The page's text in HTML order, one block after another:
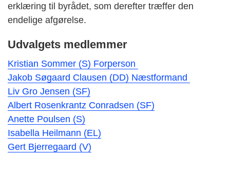
erklæring til byrådet, som derefter træffer den
endelige afgørelse.
Udvalgets medlemmer
Kristian Sommer (S) Forperson
Jakob Søgaard Clausen (DD) Næstformand
Liv Gro Jensen (SF)
Albert Rosenkrantz Conradsen (SF)
Anette Poulsen (S)
Isabella Heilmann (EL)
Gert Bjerregaard (V)